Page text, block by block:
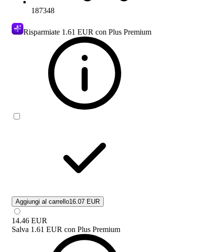
187348
Risparmiate 1.61 EUR con Plus Premium
Aggiungi al carrello16.07 EUR
14.46 EUR
Salva 1.61 EUR con Plus Premium